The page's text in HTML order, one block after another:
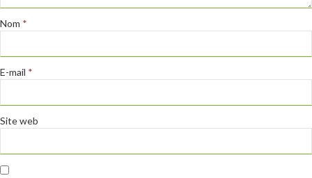
Nom *
E-mail *
Site web